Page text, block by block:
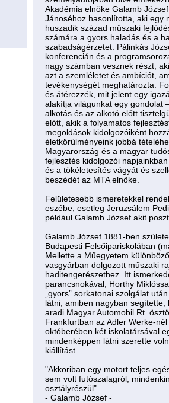
Akadémia elnöke Galamb
Jánoséhoz hasonlította, aki egy
huszadik század műszaki
számára a gyors haladás és a
szabadságérzetet. Pálinkás
konferencián és a
nagy számban vesznek részt,
azt a szemléletet és ambíciót,
tevékenységét meghatározta.
és átérezzék, mit jelent egy
alakítja világunkat egy gondolat
alkotás és az alkotó előtt
előtt, akik a folyamatos
megoldások kidolgozóiként
életkörülményeink jobbá
Magyarország és a magyar
fejlesztés kidolgozói
és a tökéletesítés vágyát és
beszédét az MTA elnöke.
Felületesebb ismeretekkel
eszébe, esetleg Jeruzsálem
például Galamb József akit
Galamb József 1881-ben
Budapesti Felsőipariskolában
Mellette a Műegyetem
vasgyárban dolgozott műszaki
haditengerészethez. Itt
parancsnokával, Horthy
„gyors” sorkatonai szolgálat
látni, amiben nagyban
aradi Magyar Automobil Rt.
Frankfurtban az Adler Werke-
októberében két iskolatársával
mindenképpen látni szerette
kiállítást.
"Akkoriban egy motort teljes
sem volt futószalagról,
osztályrészül"
- Galamb József -